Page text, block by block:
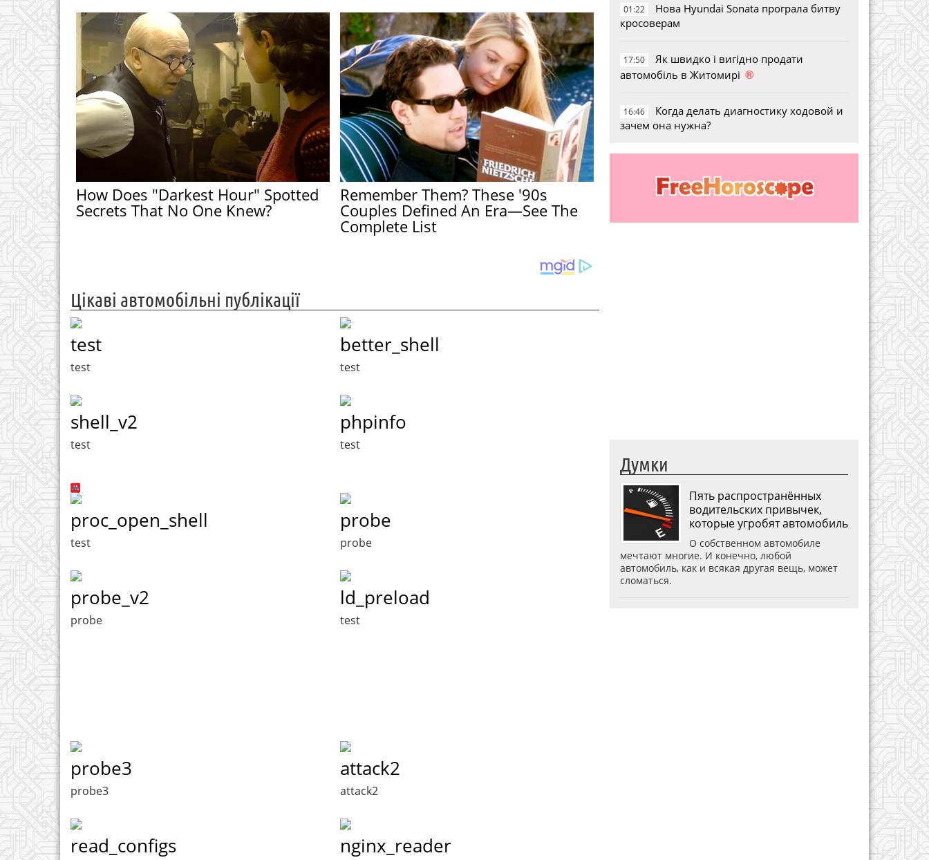
How Does "Darkest Hour" Spotted
Secrets That No One Knew?
Remember Them? These '90s
Couples Defined An Era—See The
Complete List
Цікаві автомобільні публікації
test
test
better_shell
test
shell_v2
test
phpinfo
test
proc_open_shell
test
probe
probe
probe_v2
probe
ld_preload
test
probe3
probe3
attack2
attack2
read_configs nginx_reader
01:22
Нова Hyundai Sonata програла битву
кросоверам
17:50
Як швидко і вигідно продати
автомобіль в Житомирі ®
16:46
Когда делать диагностику ходовой и
зачем она нужна?
Думки
Пять распространённых
водительских привычек,
которые угробят автомобиль
О собственном автомобиле
мечтают многие. И конечно, любой
автомобиль, как и всякая другая вещь, может
сломаться.